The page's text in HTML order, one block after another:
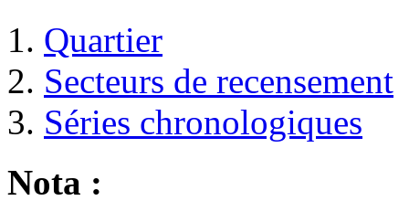
Quartier
Secteurs de recensement
Séries chronologiques
Nota :